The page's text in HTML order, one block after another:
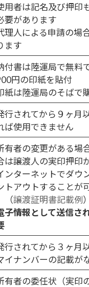
用者は記名及び押印
要があります
理人による申請の場
ます
付書は陸運局で無料
円の印紙を貼付
紙は陸運局のそばで
行されてから９ヶ月
ば使用できません
有者の変更がある場
は譲渡人の実印押印
ンターネットでダウ
トアウトすることが
（譲渡証明書記載例）
子情報として送信さ
行されてから３ヶ月
イナンバーの記載が
有者の委任状（実印